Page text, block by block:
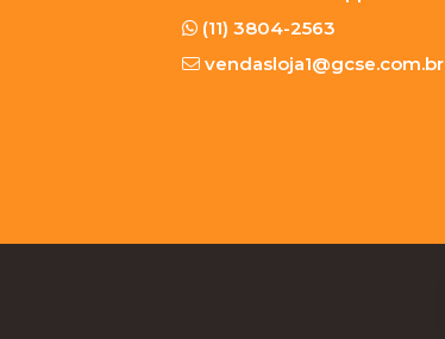
(11) 3804-2563
vendasloja1@gcse.com.br